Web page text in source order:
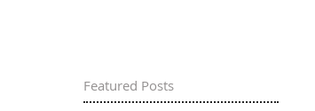
Featured Posts